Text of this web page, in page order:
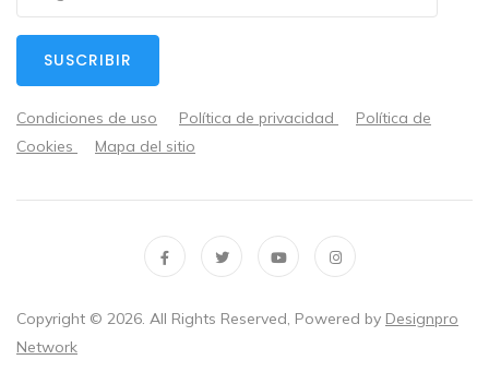
Condiciones de uso Política de privacidad
Política de
Cookies
Mapa del sitio
SUSCRIBIR
Copyright © 2026. All Rights Reserved, Powered by Designpro
Network